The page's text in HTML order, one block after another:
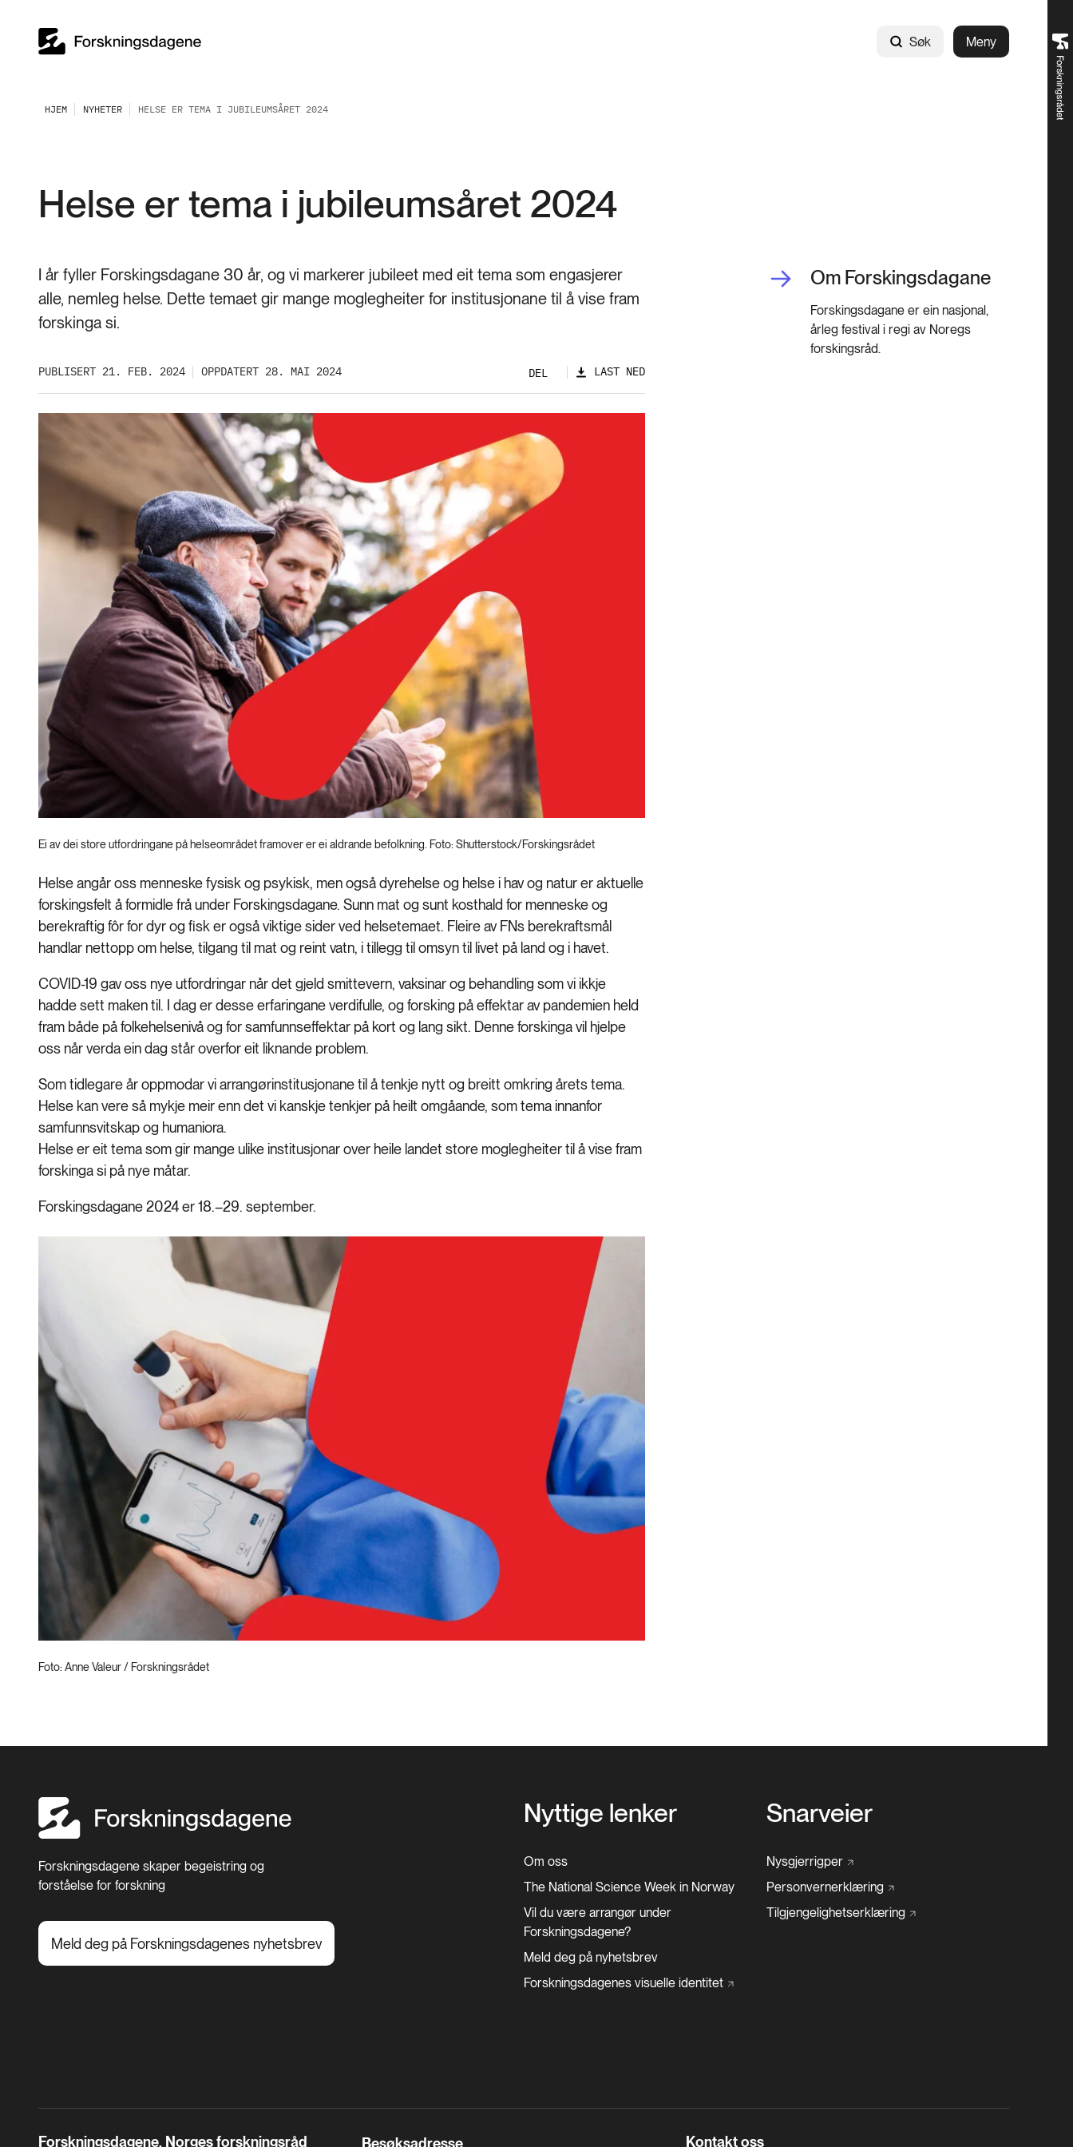
Søk Meny
HJEM NYHETER HELSE ER TEMA I JUBILEUMSÅRET 2024
Helse er tema i jubileumsåret 2024
I år fyller Forskingsdagane 30 år, og vi markerer jubileet med eit tema som engasjerer
alle, nemleg helse. Dette temaet gir mange moglegheiter for institusjonane til å vise fram
forskinga si.
PUBLISERT 21. FEB. 2024 OPPDATERT 28. MAI 2024 DEL LAST NED
Ei av dei store utfordringane på helseområdet framover er ei aldrande befolkning. Foto: Shutterstock/Forskingsrådet
Helse angår oss menneske fysisk og psykisk, men også dyrehelse og helse i hav og natur er aktuelle
forskingsfelt å formidle frå under Forskingsdagane. Sunn mat og sunt kosthald for menneske og
berekraftig fôr for dyr og fisk er også viktige sider ved helsetemaet. Fleire av FNs berekraftsmål
handlar nettopp om helse, tilgang til mat og reint vatn, i tillegg til omsyn til livet på land og i havet.
COVID-19 gav oss nye utfordringar når det gjeld smittevern, vaksinar og behandling som vi ikkje
hadde sett maken til. I dag er desse erfaringane verdifulle, og forsking på effektar av pandemien held
fram både på folkehelsenivå og for samfunnseffektar på kort og lang sikt. Denne forskinga vil hjelpe
oss når verda ein dag står overfor eit liknande problem.
Som tidlegare år oppmodar vi arrangørinstitusjonane til å tenkje nytt og breitt omkring årets tema.
Helse kan vere så mykje meir enn det vi kanskje tenkjer på heilt omgåande, som tema innanfor
samfunnsvitskap og humaniora.
Helse er eit tema som gir mange ulike institusjonar over heile landet store moglegheiter til å vise fram
forskinga si på nye måtar.
Forskingsdagane 2024 er 18.–29. september.
Foto: Anne Valeur / Forskningsrådet
Om Forskingsdagane
Forskingsdagane er ein nasjonal,
årleg festival i regi av Noregs
forskingsråd.
Forskningsdagene skaper begeistring og
forståelse for forskning
Meld deg på Forskningsdagenes nyhetsbrev
Nyttige lenker
Om oss
The National Science Week in Norway
Vil du være arrangør under
Forskningsdagene?
Meld deg på nyhetsbrev
Forskningsdagenes visuelle identitet
Snarveier
Nysgjerrigper
Personvernerklæring
Tilgjengelighetserklæring
Forskningsdagene, Norges forskningsråd Besøksadresse Kontakt oss